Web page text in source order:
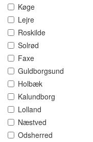
Køge
Lejre
Roskilde
Solrød
Faxe
Guldborgsund
Holbæk
Kalundborg
Lolland
Næstved
Odsherred